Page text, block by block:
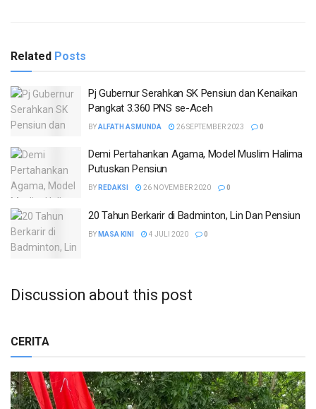
Related Posts
Pj Gubernur Serahkan SK Pensiun dan Kenaikan
Pangkat 3.360 PNS se-Aceh
BYALFATH ASMUNDA 26 SEPTEMBER 2023 0
Demi Pertahankan Agama, Model Muslim Halima
Putuskan Pensiun
BY REDAKSI 26 NOVEMBER 2020 0
20 Tahun Berkarir di Badminton, Lin Dan Pensiun
BY MASA KINI 4 JULI 2020 0
Discussion about this post
CERITA